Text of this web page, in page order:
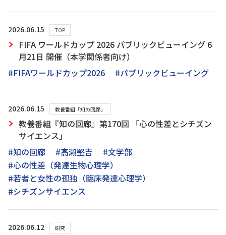
2026.06.15 TOP
FIFA ワールドカップ 2026 パブリックビューイング 6
月21日 開催（本学関係者向け）
#FIFAワールドカップ2026
#パブリックビューイング
2026.06.15 教養番組「知の回廊」
教養番組『知の回廊』第170回 「心の性差とシチズン
サイエンス」
#知の回廊
#髙瀨堅吉
#文学部
#心の性差（発達生物心理学）
#若者と女性の孤独（臨床発達心理学）
#シチズンサイエンス
2026.06.12 研究